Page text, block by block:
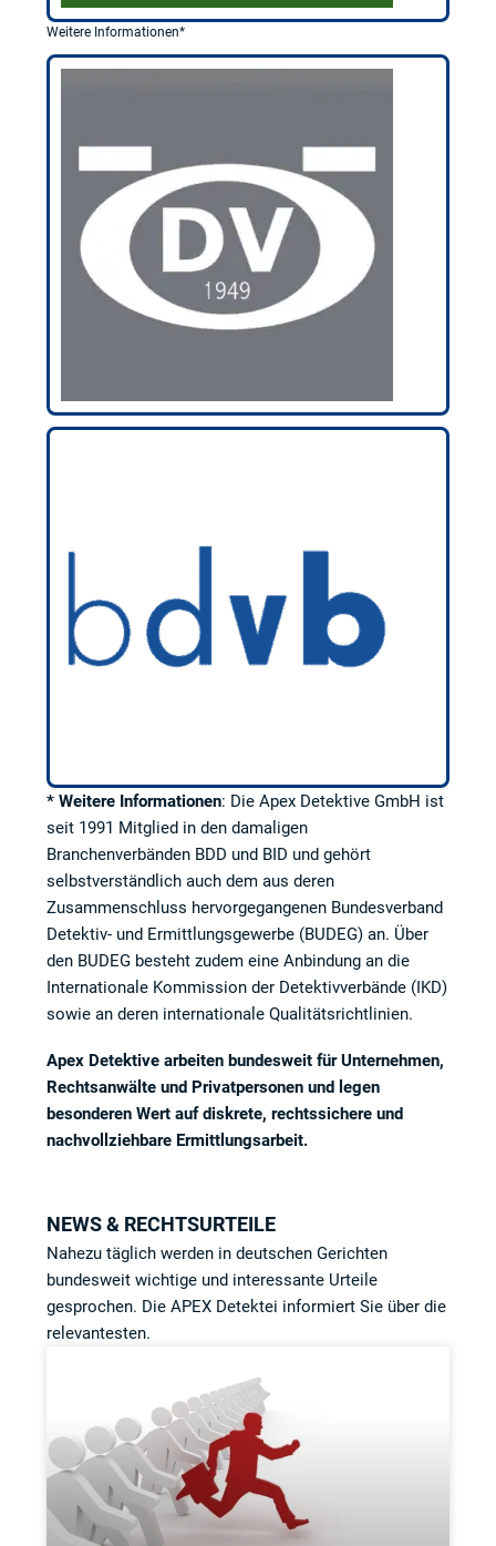
Weitere Informationen*
* Weitere Informationen: Die Apex Detektive GmbH ist
seit 1991 Mitglied in den damaligen
Branchenverbänden BDD und BID und gehört
selbstverständlich auch dem aus deren
Zusammenschluss hervorgegangenen Bundesverband
Detektiv- und Ermittlungsgewerbe (BUDEG) an. Über
den BUDEG besteht zudem eine Anbindung an die
Internationale Kommission der Detektivverbände (IKD)
sowie an deren internationale Qualitätsrichtlinien.
Apex Detektive arbeiten bundesweit für Unternehmen,
Rechtsanwälte und Privatpersonen und legen
besonderen Wert auf diskrete, rechtssichere und
nachvollziehbare Ermittlungsarbeit.
NEWS & RECHTSURTEILE
Nahezu täglich werden in deutschen Gerichten
bundesweit wichtige und interessante Urteile
gesprochen. Die APEX Detektei informiert Sie über die
relevantesten.